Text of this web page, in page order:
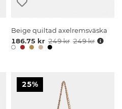
Beige quiltad axelremsväska
186.75 kr 249 kr 249 kr
25%